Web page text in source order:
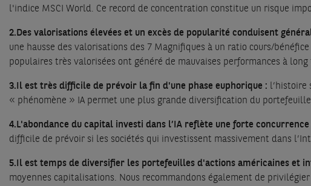
l'indice MSCI World. Ce record de concentration constitue un risque
2.Des valorisations élevées et un excès de popularité conduisent
une hausse des valorisations des 7 Magnifiques à un ratio cours/
populaires très valorisées ont généré de mauvaises performances à long
3.Il est très difficile de prévoir la fin d'une phase euphorique : l’histoire
« phénomène » IA permet une plus grande diversification du
4.L'abondance du capital investi dans l’IA reflète une forte
difficile de prévoir si les sociétés qui investissent massivement dans
5.Il est temps de diversifier les portefeuilles d'actions américaines et
moyennes capitalisations. Nous recommandons également de